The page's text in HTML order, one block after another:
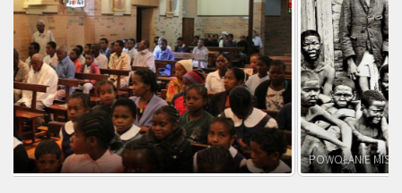
POWOŁANIE MISYJNE